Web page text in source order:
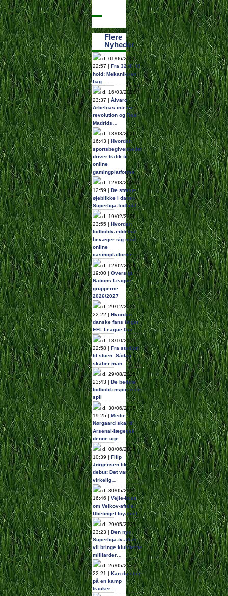
Flere
Nyheder
d. 01/06/2026
22:57 | Fra 32 til 48
hold: Mekanikken
bag…
d. 16/03/2026
23:37 | Álvaro
Arbeloas interne
revolution og Real
Madrids…
d. 13/03/2026
16:43 | Hvordan
sportsbegivenheder
driver trafik til
online
gamingplatforme
d. 12/03/2026
12:59 | De største
øjeblikke i dansk
Superliga-fodbold
d. 19/02/2026
23:55 | Hvordan
fodboldvæddemål
bevæger sig mod
online
casinoplatforme…
d. 12/02/2026
19:00 | Oversigt:
Nations League-
grupperne
2026/2027
d. 29/12/2025
22:22 | Hvordan
danske fans følger
EFL League One…
d. 18/10/2025
22:58 | Fra stadion
til stuen: Sådan
skaber man…
d. 29/08/2025
23:43 | De bedste
fodbold-inspirerede
spil
d. 30/06/2025
19:25 | Medie:
Nørgaard skal til
Arsenal-lægetjek
denne uge
d. 08/06/2025
10:39 | Filip
Jørgensen fik
debut: Det var
virkelig…
d. 30/05/2025
16:46 | Vejle-boss
om Velkov-aftale:
Ubetinget loyalitet
d. 29/05/2025
23:23 | Den nye
Superliga-tv-aftale
vil bringe klubberne
milliarder…
d. 26/05/2025
22:21 | Kan du stole
på en kamp
tracker…